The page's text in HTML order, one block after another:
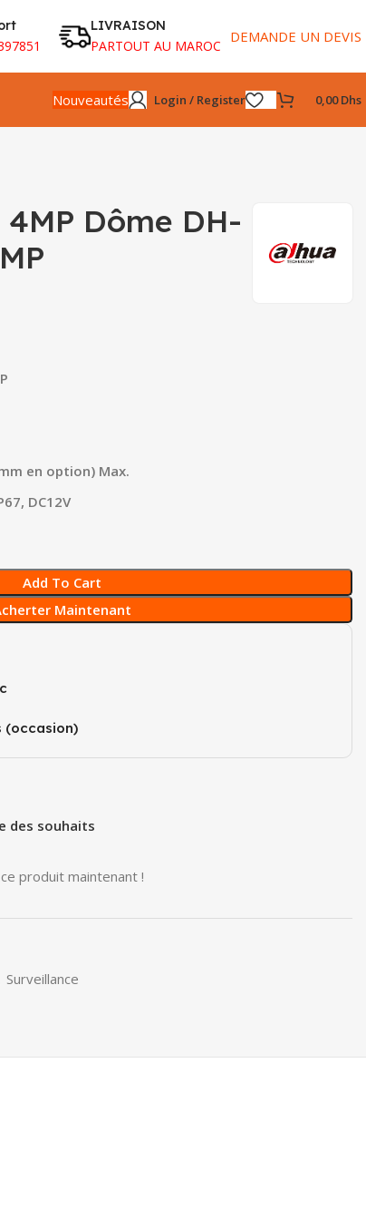
LIVRAISON
PARTOUT AU MAROC DEMANDE UN DEVIS
Nouveautés Login / Register 0,00Dhs
Dôme DH-
en option) Max.
DC12V
Add To Cart
Maintenant
(occasion)​
des souhaits
produit maintenant !
Surveillance